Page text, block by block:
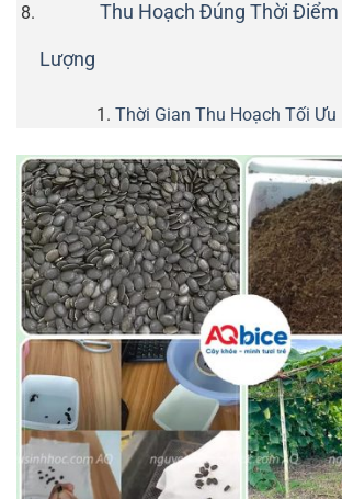
Thu Hoạch Đúng Thời
Lượng
Thời Gian Thu Hoạch Tối Ưu